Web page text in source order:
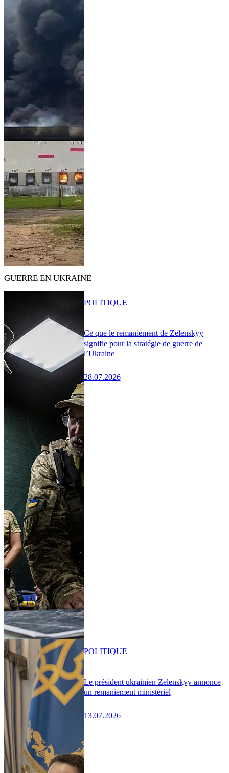
GUERRE EN UKRAINE
Ce que le remaniement de Zelenskyy
signifie pour la stratégie de guerre de
l’Ukraine
28.07.2026
POLITIQUE
Le président ukrainien Zelenskyy annonce
un remaniement ministériel
13.07.2026
POLITIQUE